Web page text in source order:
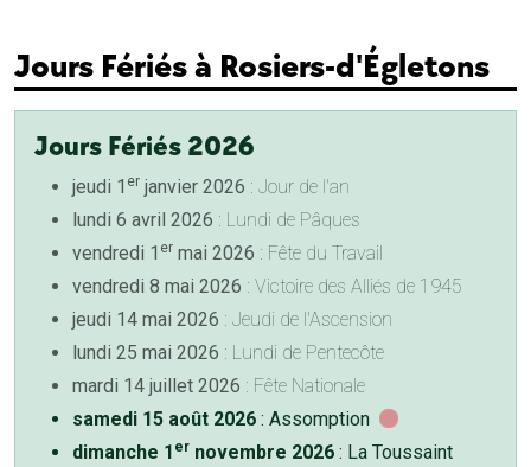
Jours Fériés à Rosiers-d'Égletons
Jours Fériés 2026
jeudi 1 er janvier 2026 : Jour de l'an
lundi 6 avril 2026 : Lundi de Pâques
vendredi 1 er mai 2026 : Fête du Travail
vendredi 8 mai 2026 : Victoire des Alliés de 1945
jeudi 14 mai 2026 : Jeudi de l'Ascension
lundi 25 mai 2026 : Lundi de Pentecôte
mardi 14 juillet 2026 : Fête Nationale
samedi 15 août 2026 : Assomption
dimanche 1 er novembre 2026 : La Toussaint